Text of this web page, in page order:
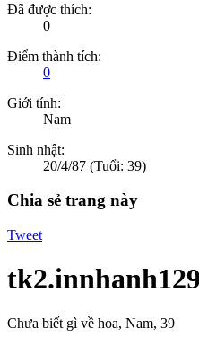
Đã được thích:
0
Điểm thành tích:
0
Giới tính:
Nam
Sinh nhật:
20/4/87 (Tuổi: 39)
Chia sẻ trang này
Tweet
tk2.innhanh129
Chưa biết gì về hoa, Nam, 39